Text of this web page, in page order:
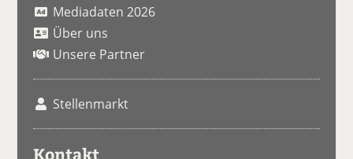
Mediadaten 2026
Über uns
Unsere Partner
Stellenmarkt
Kontakt